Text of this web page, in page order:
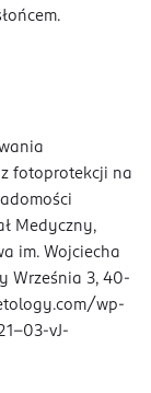
fotoprotekcji na
Medyczny,
im. Wojciecha
Września 3, 40-
wp-
03-vJ-